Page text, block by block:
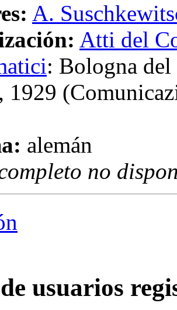
A.
Atti del
: Bologna del
1929
alemán
no
usuarios